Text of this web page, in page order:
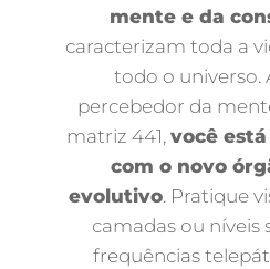
mente e da
caracterizam toda a
todo o universo.
percebedor da
matriz 441, você
com o novo
evolutivo. Pratique
camadas ou níveis
frequências